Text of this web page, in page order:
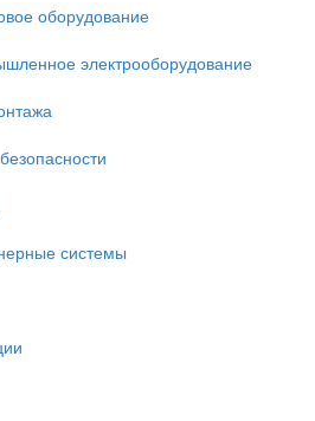
оборудование
электрооборудование
системы